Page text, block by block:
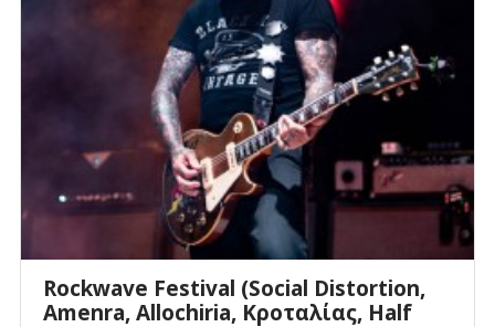
Rockwave Festival (Social Distortion,
Amenra, Allochiria, Κροταλίας, Half